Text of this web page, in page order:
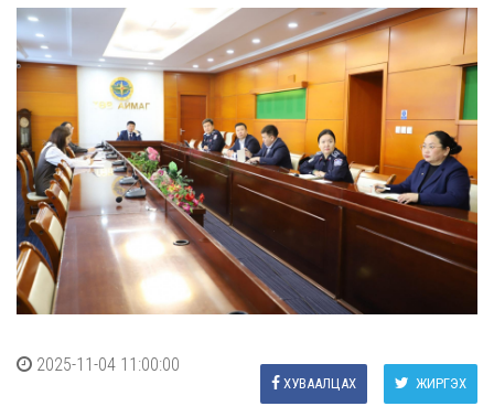
2025-11-04 11:00:00
ЖИРГЭХ
ХУВААЛЦАХ